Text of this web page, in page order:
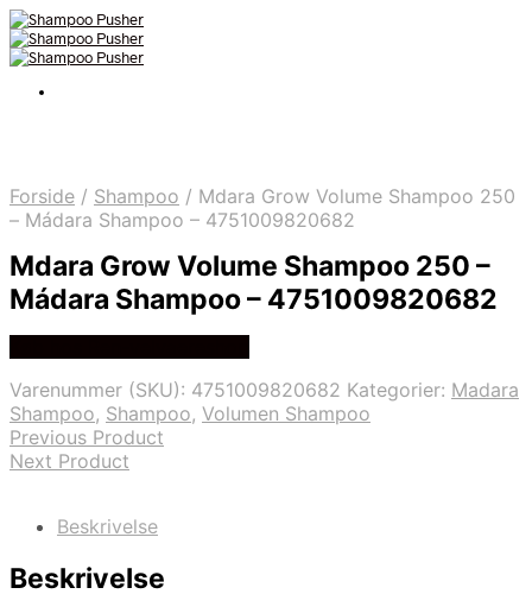
Forside / Shampoo / Mdara Grow Volume Shampoo 250
– Mádara Shampoo – 4751009820682
Mdara Grow Volume Shampoo 250 –
Mádara Shampoo – 4751009820682
Varenummer (SKU): 4751009820682 Kategorier: Madara
Shampoo, Shampoo, Volumen Shampoo
Previous Product
Next Product
Beskrivelse
Beskrivelse